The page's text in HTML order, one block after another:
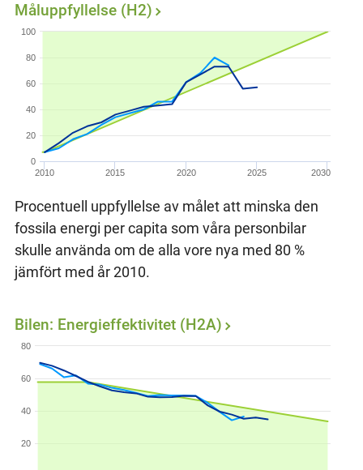
2010 2015 2020 2025 2030
0
20
40
60
80
100
Måluppfyllelse (H2)
Procentuell uppfyllelse av målet att minska den
fossila energi per capita som våra personbilar
skulle använda om de alla vore nya med 80 %
jämfört med år 2010.
20
40
60
80
Bilen: Energieffektivitet (H2A)